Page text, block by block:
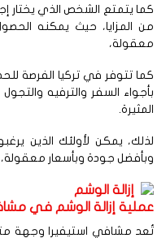
يتمتع الشخص الذي يختار إجراء
المزايا، حيث يمكنه الحصول
تتوفر في تركيا الفرصة
السفر والترفيه والتجول
يمكن لأولئك الذين يرغبون
جودة وبأسعار معقولة،
إزالة الوشم في مشافي
مشافي استيفيرا وجهة متميزة